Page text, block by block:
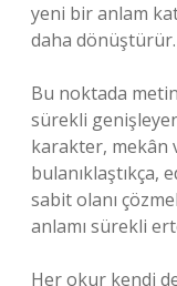
yeni bir anlam
daha dönüştürür.
Bu noktada
sürekli
karakter, mekân
bulanıklaştıkça,
sabit olanı
anlamı sürekli
Her okur kendi